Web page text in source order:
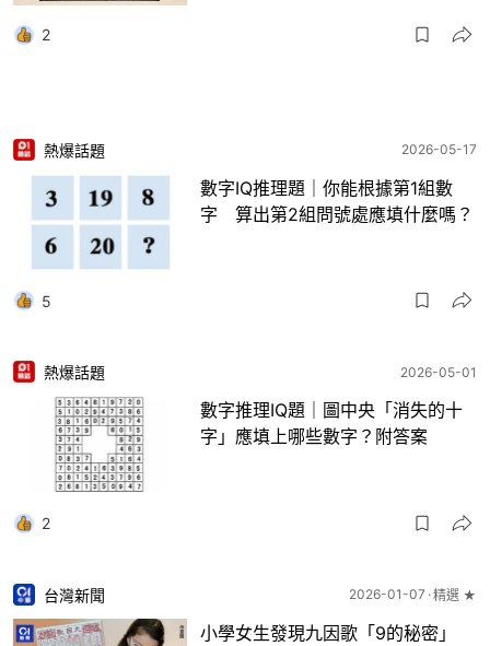
2
熱爆話題 2026-05-17
數字IQ推理題｜你能根據第1組數
字 算出第2組問號處應填什麼嗎？
5
熱爆話題 2026-05-01
數字推理IQ題｜圖中央「消失的十
字」應填上哪些數字？附答案
2
台灣新聞 2026-01-07 精選 ★
小學女生發現九因歌「9的秘密」